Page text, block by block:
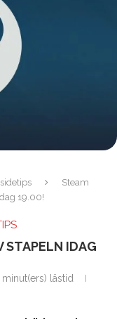
Steam
19.00!
STAPELN IDAG
minut(ers) lästid